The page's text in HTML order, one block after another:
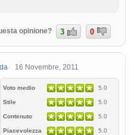
opinione? 3 0
16 Novembre, 2011
Voto medio 5.0
Stile 5.0
Contenuto 5.0
Piacevolezza 5.0